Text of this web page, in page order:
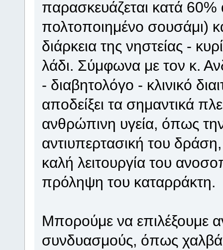
παρασκευάζεται κατά 60%
πολτοποιημένο σουσάμι)
διάρκεια της νηστείας -
λάδι. Σύμφωνα με τον κ.
- διαβητολόγο - κλινικό
αποδείξει τα σημαντικά
ανθρώπινη υγεία, όπως την
αντιυπερτασική του
καλή λειτουργία του
πρόληψη του καταρράκτη.
Μπορούμε να επιλέξουμε
συνδυασμούς, όπως χαλβά